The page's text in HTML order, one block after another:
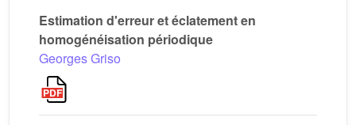
Estimation d'erreur et éclatement en
homogénéisation périodique
Georges Griso